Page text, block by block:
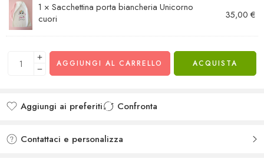
1 × Sacchettina porta biancheria Unicorno
cuori
35,00 €
AGGIUNGI AL CARRELLO ACQUISTA
Aggiungi ai preferiti
Confronta
Contattaci e personalizza